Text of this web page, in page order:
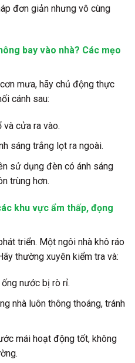
đơn giản nhưng vô cùng
bay vào nhà? Các mẹo
mưa, hãy chủ động thực
cánh sau:
cửa ra vào.
sáng trắng lọt ra ngoài.
sử dụng đèn có ánh sáng
trùng hơn.
khu vực ẩm thấp, đọng
triển. Một ngôi nhà khô ráo
thường xuyên kiểm tra và:
nước bị rò rỉ.
nhà luôn thông thoáng, tránh
mái hoạt động tốt, không